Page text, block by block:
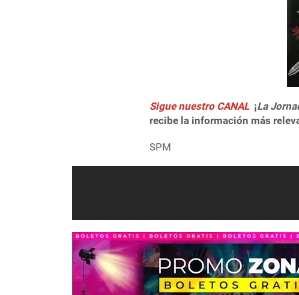
Sigue nuestro CANAL ¡La
recibe la información más
SPM